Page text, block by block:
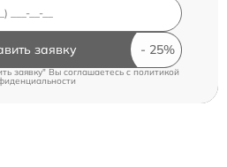
заявку
заявку" Вы соглашаетесь cполитикой